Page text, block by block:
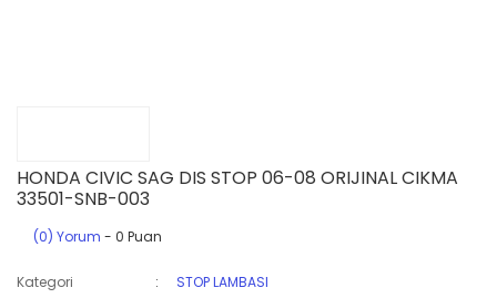
HONDA CIVIC SAG DIS STOP 06-08 ORIJINAL CIKMA
33501-SNB-003
(0) Yorum - 0 Puan
Kategori
STOP LAMBASI